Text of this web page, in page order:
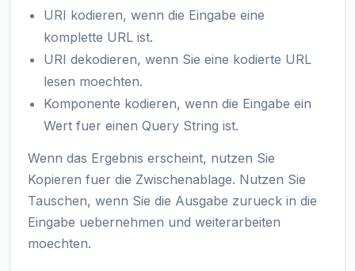
URI kodieren, wenn die Eingabe eine
komplette URL ist.
URI dekodieren, wenn Sie eine kodierte URL
lesen moechten.
Komponente kodieren, wenn die Eingabe ein
Wert fuer einen Query String ist.
Wenn das Ergebnis erscheint, nutzen Sie
Kopieren fuer die Zwischenablage. Nutzen Sie
Tauschen, wenn Sie die Ausgabe zurueck in die
Eingabe uebernehmen und weiterarbeiten
moechten.